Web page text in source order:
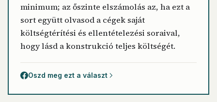
minimum; az őszinte elszámolás az, ha ezt a
sort együtt olvasod a cégek saját
költségtérítési és ellentételezési soraival,
hogy lásd a konstrukció teljes költségét.
Oszd meg ezt a választ